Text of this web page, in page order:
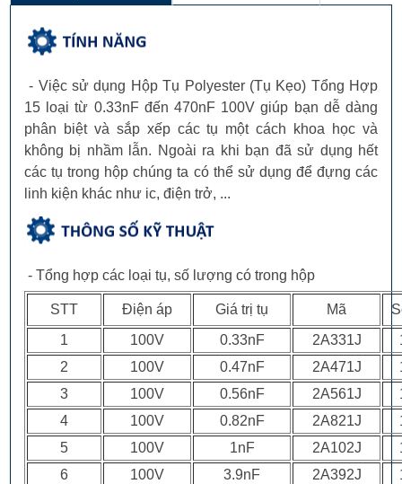
- Việc sử dụng Hộp Tụ Polyester (Tụ Kẹo) Tổng Hợp
15 loại từ 0.33nF đến 470nF 100V giúp bạn dễ dàng
phân biệt và sắp xếp các tụ một cách khoa học và
không bị nhầm lẫn. Ngoài ra khi bạn đã sử dụng hết
các tụ trong hộp chúng ta có thể sử dụng để đựng các
linh kiện khác như ic, điện trở, ...
- Tổng hợp các loại tụ, số lượng có trong hộp
STT Điện áp Giá trị tụ Mã
1
100V 0.33nF 2A331J
2
100V 0.47nF 2A471J
3
100V 0.56nF 2A561J
4
100V 0.82nF 2A821J
5
100V 1nF 2A102J
6
100V 3.9nF 2A392J